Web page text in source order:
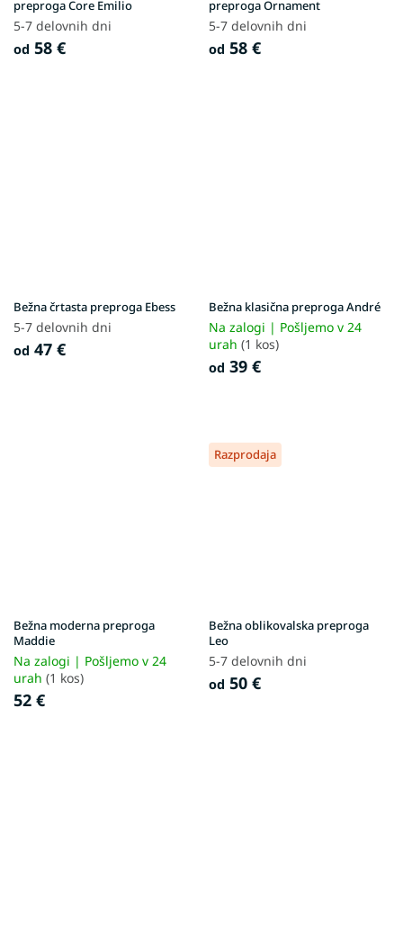
preproga Core Emilio
5-7 delovnih dni
od 58 €
preproga Ornament
5-7 delovnih dni
od 58 €
Bežna črtasta preproga Ebess
5-7 delovnih dni
od 47 €
Bežna klasična preproga André
Na zalogi | Pošljemo v 24
urah (1 kos)
od 39 €
Bežna moderna preproga
Maddie
Na zalogi | Pošljemo v 24
urah (1 kos)
52 €
Razprodaja
Bežna oblikovalska preproga
Leo
5-7 delovnih dni
od 50 €